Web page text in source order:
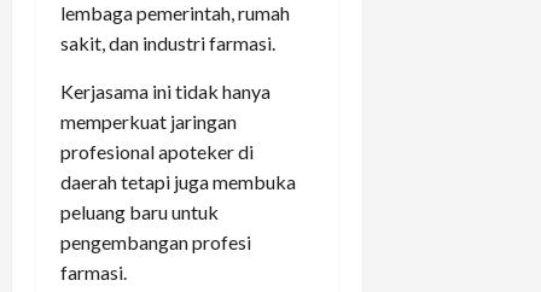
lembaga pemerintah, rumah
sakit, dan industri farmasi.
Kerjasama ini tidak hanya
memperkuat jaringan
profesional apoteker di
daerah tetapi juga membuka
peluang baru untuk
pengembangan profesi
farmasi.